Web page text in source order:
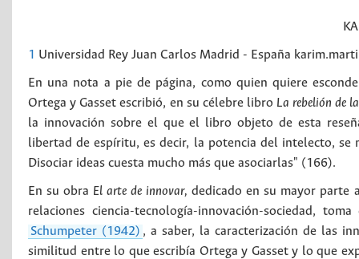
1 Universidad Rey Juan Carlos Madrid - España
En una nota a pie de página, como quien quiere
Ortega y Gasset escribió, en su célebre libro La rebelión de
la innovación sobre el que el libro objeto de esta
libertad de espíritu, es decir, la potencia del intelecto, se
Disociar ideas cuesta mucho más que asociarlas" (166).
En su obra El arte de innovar, dedicado en su mayor parte
relaciones ciencia-tecnología-innovación-sociedad,
Schumpeter (1942) , a saber, la caracterización de las
similitud entre lo que escribía Ortega y Gasset y lo que